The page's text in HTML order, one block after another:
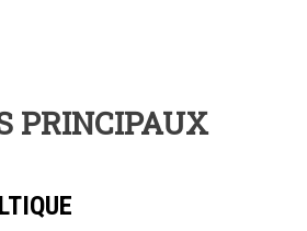
PRINCIPAUX